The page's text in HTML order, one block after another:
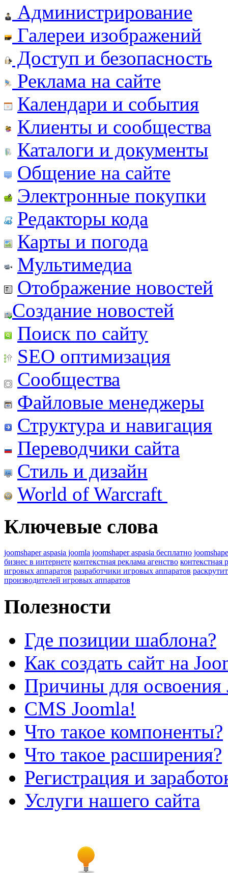
Администрирование
Галереи изображений
Доступ и безопасность
Реклама на сайте
Календари и события
Клиенты и сообщества
Каталоги и документы
Общение на сайте
Электронные покупки
Редакторы кода
Карты и погода
Мультимедиа
Отображение новостей
Создание новостей
Поиск по сайту
SEO оптимизация
Сообщества
Файловые менеджеры
Структура и навигация
Переводчики сайта
Стиль и дизайн
World of Warcraft
Ключевые слова
joomshaper aspasia joomla joomshaper aspasia бесплатно
бизнес в интернете контекстная реклама агенство контекстная
игровых аппаратов разработчики игровых аппаратов
производителей игровых аппаратов
Полезности
Где позиции шаблона?
Как создать сайт на
Причины для освоения
CMS Joomla!
Что такое компоненты?
Что такое расширения?
Регистрация и
Услуги нашего сайта